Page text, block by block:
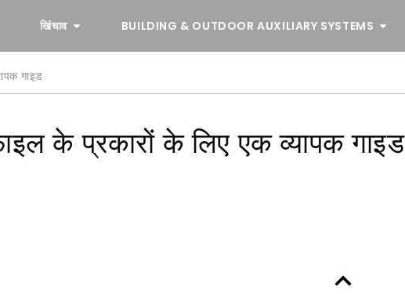
खिंचाव BUILDING & OUTDOOR AUXILIARY SYSTEMS
गाइड
के प्रकारों के लिए एक व्यापक गाइड